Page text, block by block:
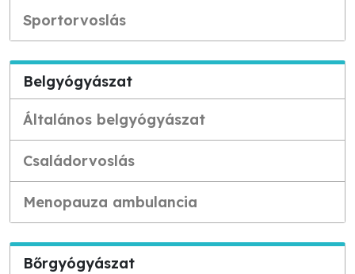
Sportorvoslás
Belgyógyászat
Általános belgyógyászat
Családorvoslás
Menopauza ambulancia
Bőrgyógyászat